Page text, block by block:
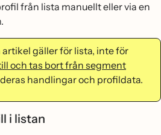
från lista manuellt eller via en
gäller för lista, inte för
och tas bort från segment
handlingar och profildata.
i listan